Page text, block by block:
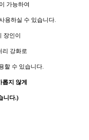
가능하여
용하실 수 있습니다.
장인이
리 강화로
할 수 있습니다.
롭지 않게
니다.)